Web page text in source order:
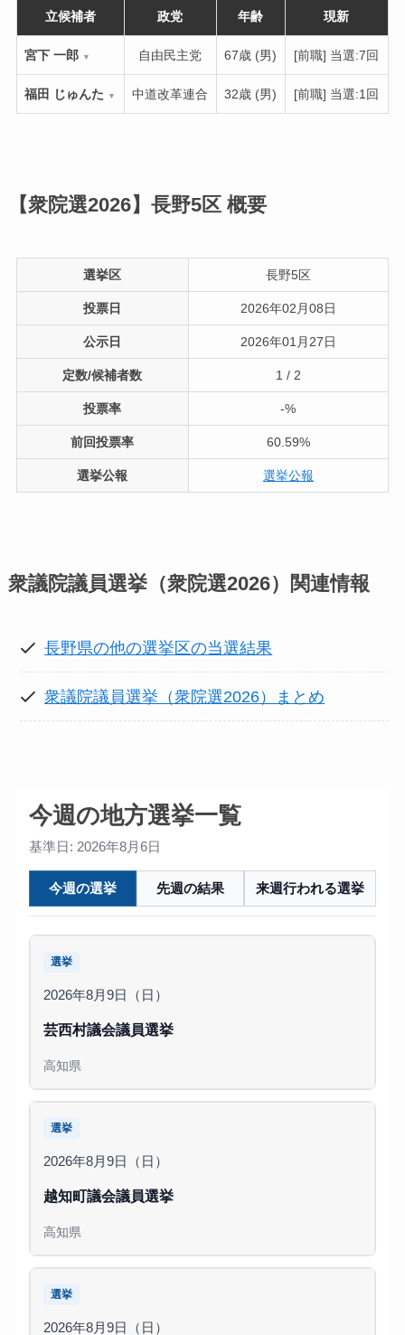
立候補者 政党 年齢 現新
宮下 一郎 ▼ 自由民主党 67歳 (男) [前職] 当選:7回
福田 じゅんた ▼ 中道改革連合 32歳 (男) [前職] 当選:1回
【衆院選2026】長野5区 概要
選挙区 長野5区
投票日 2026年02月08日
公示日 2026年01月27日
定数/候補者数 1 / 2
投票率 -%
前回投票率 60.59%
選挙公報 選挙公報
衆議院議員選挙（衆院選2026） 関連情報
長野県の他の選挙区の当選結果
衆議院議員選挙（衆院選2026）まとめ
今週の地方選挙一覧
基準日: 2026年8月6日
今週の選挙 先週の結果 来週行われる選挙
選挙
2026年8月9日（日）
芸西村議会議員選挙
高知県
選挙
2026年8月9日（日）
越知町議会議員選挙
高知県
選挙
2026年8月9日（日）